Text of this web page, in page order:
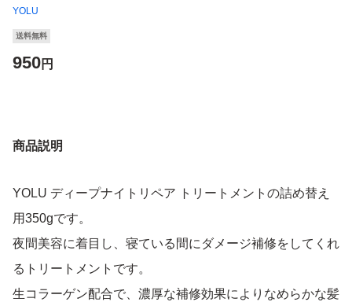
YOLU
送料無料
950円
商品説明
YOLU ディープナイトリペア トリートメントの詰め替え
用350gです。
夜間美容に着目し、寝ている間にダメージ補修をしてくれ
るトリートメントです。
生コラーゲン配合で、濃厚な補修効果によりなめらかな髪